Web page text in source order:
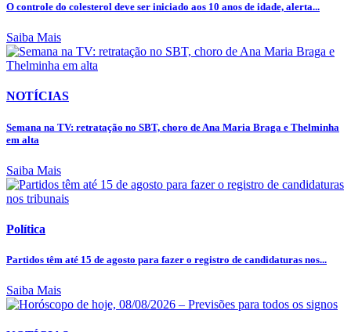
O controle do colesterol deve ser iniciado aos 10 anos de idade, alerta...
Saiba Mais
NOTÍCIAS
Semana na TV: retratação no SBT, choro de Ana Maria Braga e Thelminha
em alta
Saiba Mais
Política
Partidos têm até 15 de agosto para fazer o registro de candidaturas nos...
Saiba Mais